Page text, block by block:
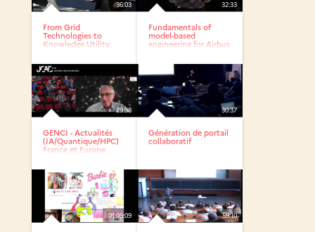
36:03
From Grid
Technologies to
Knowledge Utility
32:33
Fundamentals of
model-based
engineering for Airbus
29:38
GENCI - Actualités
(IA/Quantique/HPC)
France et Europe
30:37
Génération de portail
collaboratif
01:09:09 59:10